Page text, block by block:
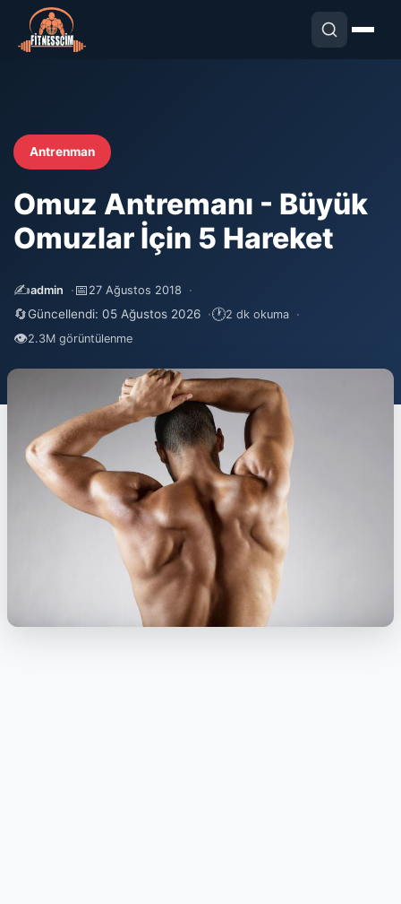
Antrenman
Omuz Antremanı - Büyük
Omuzlar İçin 5 Hareket
✍️admin 📅 27 Ağustos 2018
🔄Güncellendi: 05 Ağustos 2026 🕐2 dk okuma
👁2.3M görüntülenme